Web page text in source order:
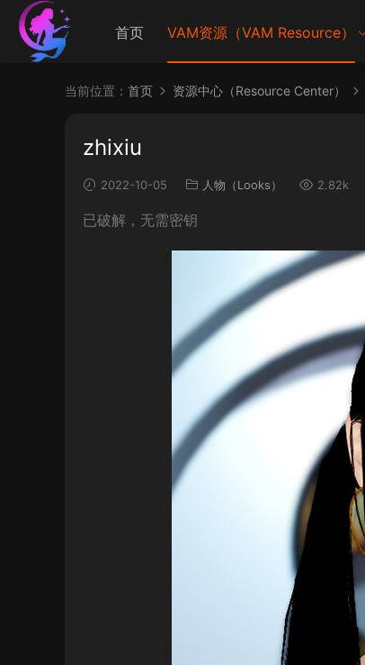
首页 VAM资源（VAM Resource）
当前位置： 首页 资源中心（Resource Center）
zhixiu
2022-10-05 人物（Looks） 2.82k
已破解，无需密钥